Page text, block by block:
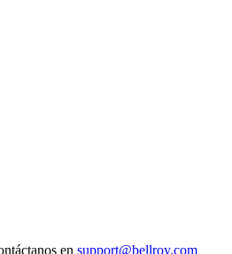
en support@bellroy.com